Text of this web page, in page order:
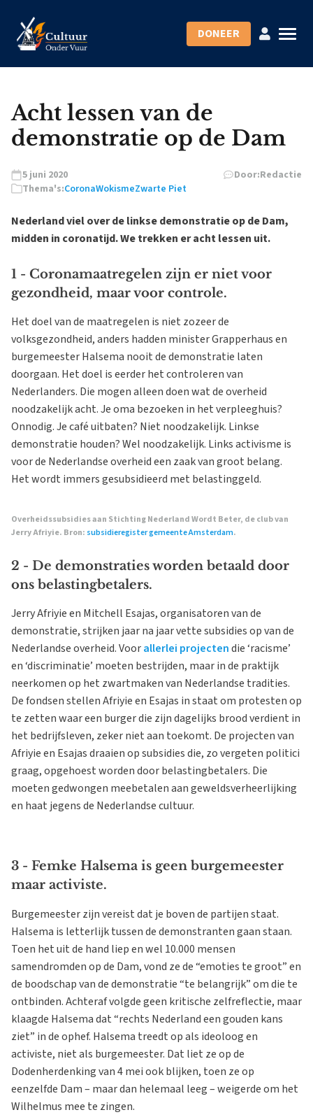
DONEER
Acht lessen van de
demonstratie op de Dam
5 juni 2020 Door:Redactie
Thema's:CoronaWokismeZwarte Piet
Nederland viel over de linkse demonstratie op de Dam,
midden in coronatijd. We trekken er acht lessen uit.
1 - Coronamaatregelen zijn er niet voor
gezondheid, maar voor controle.
Het doel van de maatregelen is niet zozeer de
volksgezondheid, anders hadden minister Grapperhaus en
burgemeester Halsema nooit de demonstratie laten
doorgaan. Het doel is eerder het controleren van
Nederlanders. Die mogen alleen doen wat de overheid
noodzakelijk acht. Je oma bezoeken in het verpleeghuis?
Onnodig. Je café uitbaten? Niet noodzakelijk. Linkse
demonstratie houden? Wel noodzakelijk. Links activisme is
voor de Nederlandse overheid een zaak van groot belang.
Het wordt immers gesubsidieerd met belastinggeld.
Overheidssubsidies aan Stichting Nederland Wordt Beter, de club van
Jerry Afriyie. Bron: subsidieregister gemeente Amsterdam.
2 - De demonstraties worden betaald door
ons belastingbetalers.
Jerry Afriyie en Mitchell Esajas, organisatoren van de
demonstratie, strijken jaar na jaar vette subsidies op van de
Nederlandse overheid. Voorallerlei projectendie ‘racisme’
en ‘discriminatie’ moeten bestrijden, maar in de praktijk
neerkomen op het zwartmaken van Nederlandse tradities.
De fondsen stellen Afriyie en Esajas in staat om protesten op
te zetten waar een burger die zijn dagelijks brood verdient in
het bedrijfsleven, zeker niet aan toekomt. De projecten van
Afriyie en Esajas draaien op subsidies die, zo vergeten politici
graag, opgehoest worden door belastingbetalers. Die
moeten gedwongen meebetalen aan geweldsverheerlijking
en haat jegens de Nederlandse cultuur.
3 - Femke Halsema is geen burgemeester
maar activiste.
Burgemeester zijn vereist dat je boven de partijen staat.
Halsema is letterlijk tussen de demonstranten gaan staan.
Toen het uit de hand liep en wel 10.000 mensen
samendromden op de Dam, vond ze de “emoties te groot” en
de boodschap van de demonstratie “te belangrijk” om die te
ontbinden. Achteraf volgde geen kritische zelfreflectie, maar
klaagde Halsema dat “rechts Nederland een gouden kans
ziet” in de ophef. Halsema treedt op als ideoloog en
activiste, niet als burgemeester. Dat liet ze op de
Dodenherdenking van 4 mei ook blijken, toen ze op
eenzelfde Dam – maar dan helemaal leeg – weigerde om het
Wilhelmus mee te zingen.